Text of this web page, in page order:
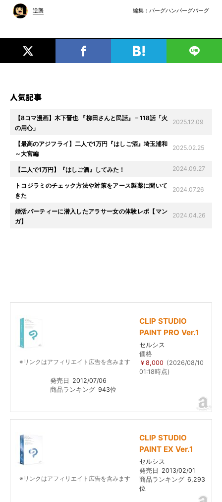
逆襲 編集： バーグハンバーグバーグ
人気記事
【8コマ漫画】木下晋也 『柳田さんと民話』 – 118話「火
の用心」
2025.12.09
【最高のアジフライ】二人で1万円『はしご酒』埼玉浦和
～大宮編
2025.02.25
【二人で1万円】『はしご酒』してみた！ 2024.09.27
トコジラミのチェック方法や対策をアース製薬に聞いて
きた
2024.07.26
婚活パーティーに潜入したアラサー女の体験レポ【マン
ガ】
2024.04.26
※リンクはアフィリエイト広告を含みます
CLIP STUDIO
PAINT PRO Ver.1
セルシス
価格
￥8,000 (2026/08/10
01:18時点)
発売日
2012/07/06
商品ランキング 943位
※リンクはアフィリエイト広告を含みます
CLIP STUDIO
PAINT EX Ver.1
セルシス
発売日
2013/02/01
商品ランキング 6,293
位